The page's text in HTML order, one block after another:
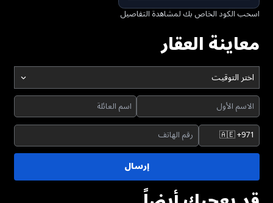
اسحب الكود الخاص بك لمشاهدة التفاصيل
معاينة العقار
اختر التوقيت
🇦🇪+971
إرسال